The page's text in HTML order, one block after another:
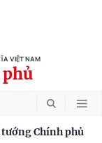
VIỆT NAM
Chính phủ